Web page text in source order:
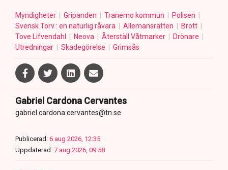
Myndigheter Gripanden Tranemo kommun
Polisen
Svensk Torv : en naturlig råvara
Allemansrätten
Brott
Tove Lifvendahl
Neova Återställ Våtmarker
Drönare
Utredningar
Skadegörelse Grimsås
Gabriel Cardona Cervantes
gabriel.cardona.cervantes@tn.se
Publicerad: 6 aug 2026, 12:35
Uppdaterad: 7 aug 2026, 09:58